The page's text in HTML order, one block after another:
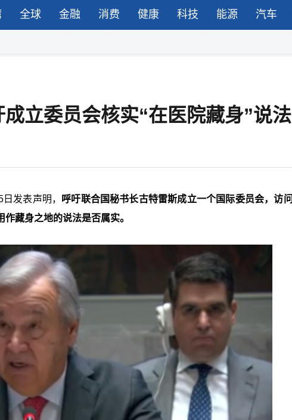
全球 金融 消费 健康 科技 能源 汽车
立委员会核实“在医院藏身”说法
发表声明，
呼吁联合国秘书长古特雷斯成立一个国际委员会，访问
藏身之地的说法是否属实。